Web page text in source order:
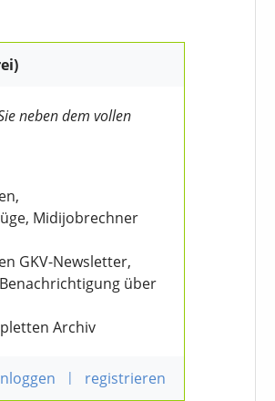
neben dem vollen
Midijobrechner
GKV-Newsletter,
über
Archiv
| registrieren